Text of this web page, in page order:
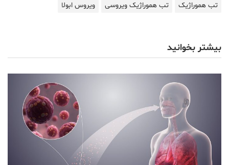
تب هموراژیک
تب هموراژیک ویروسی ویروس ابولا
بیشتر بخوانید